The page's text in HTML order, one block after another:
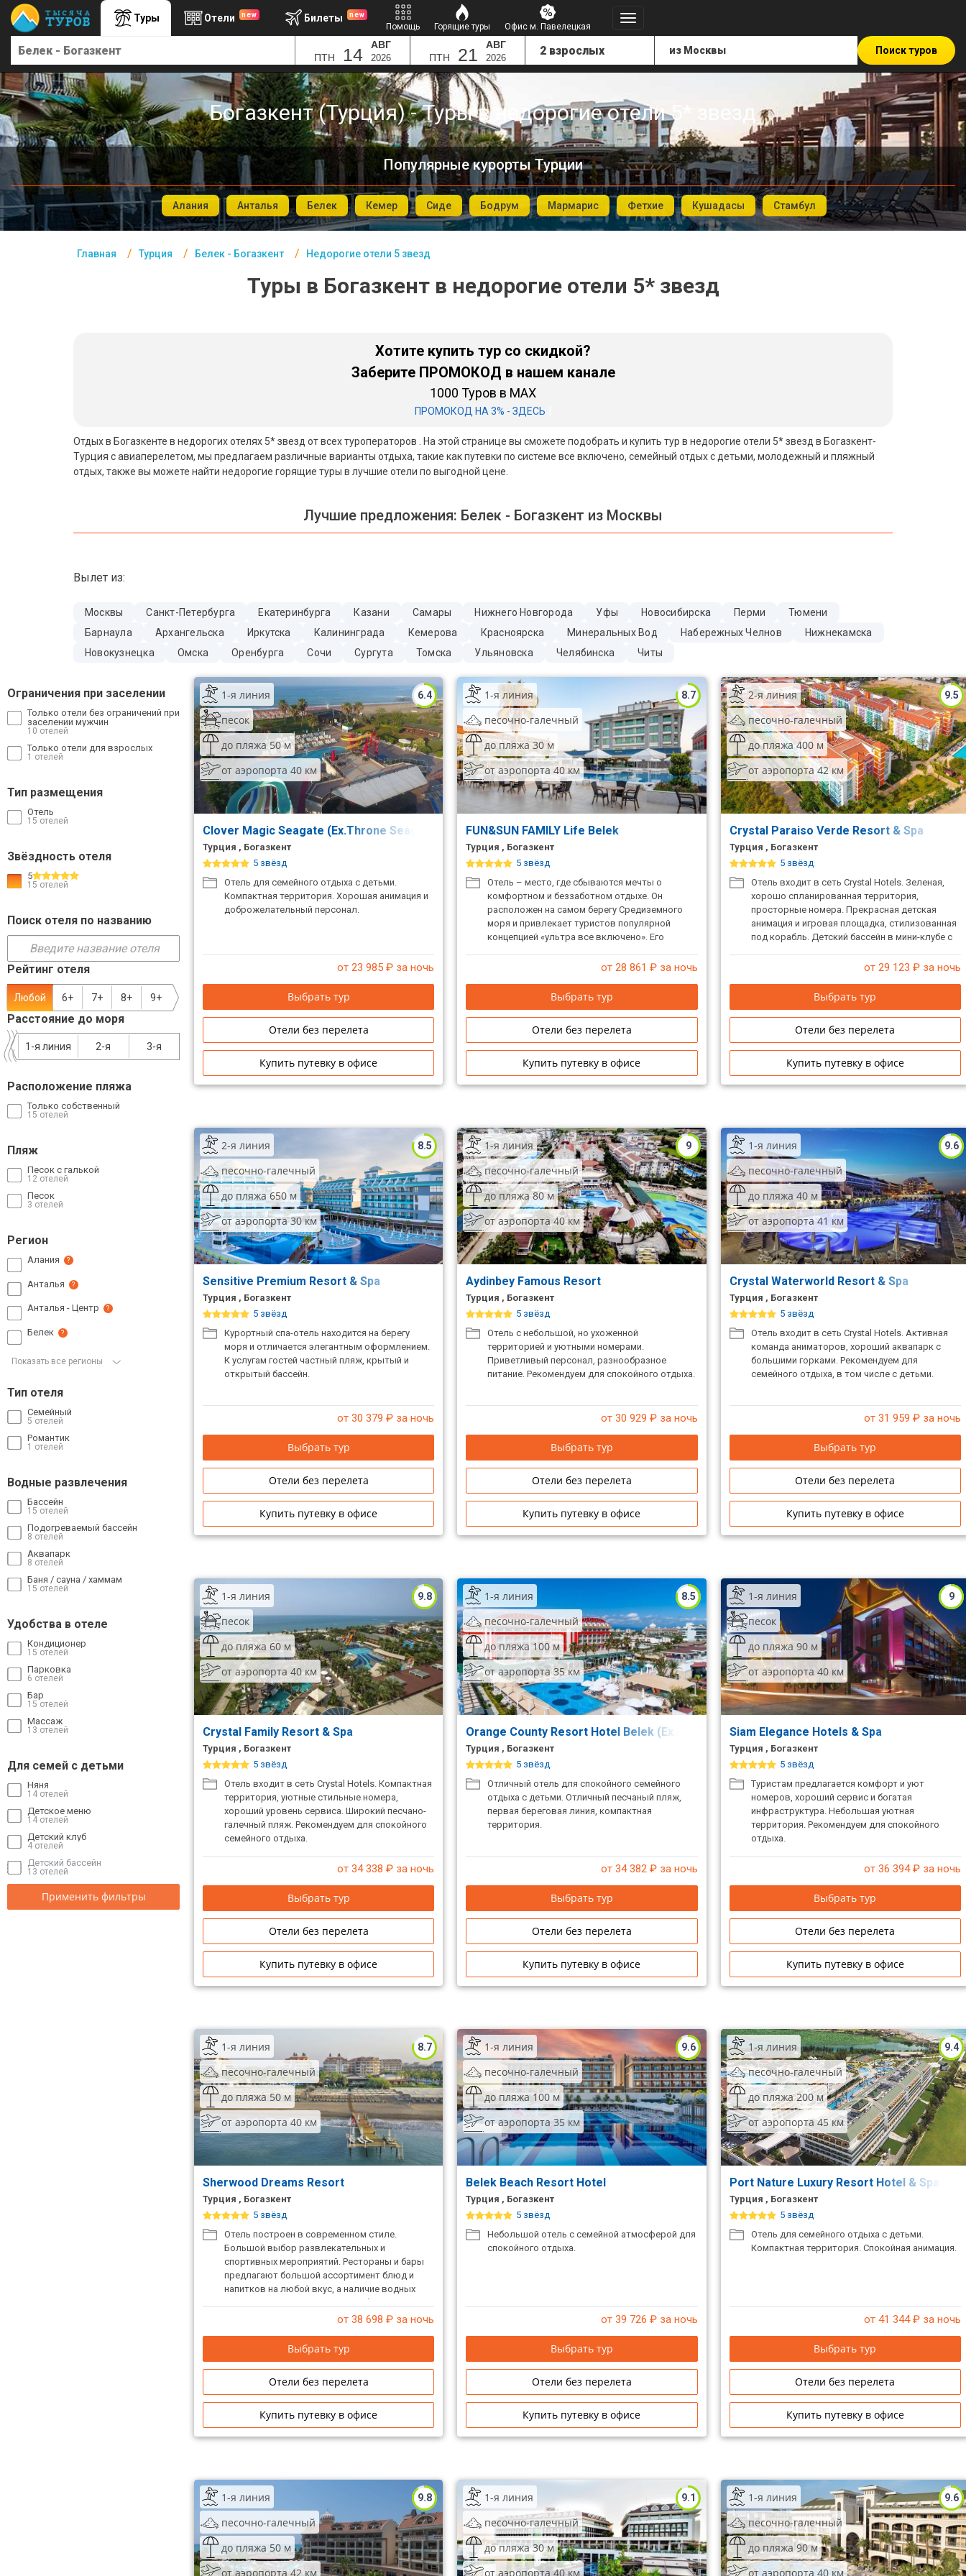
Туры Отели new Билеты new
Помощь Горящие туры Офис м. Павелецкая
ПТН 14 АВГ
2026 ПТН 21 АВГ
2026
Поиск туров
Богазкент (Турция) - Туры в недорогие отели 5* звезд
Популярные курорты Турции
Алания Анталья Белек Кемер Сиде Бодрум Мармарис Фетхие Кушадасы Стамбул
Главная Турция Белек - Богазкент Недорогие отели 5 звезд
Туры в Богазкент в недорогие отели 5* звезд
Хотите купить тур со скидкой?
Заберите ПРОМОКОД в нашем канале
1000 Туров в MAX
ПРОМОКОД НА 3% - ЗДЕСЬ
Отдых в Богазкенте в недорогих отелях 5* звезд от всех туроператоров . На этой странице вы сможете подобрать и купить тур в недорогие отели 5* звезд в Богазкент-
Турция с авиаперелетом, мы предлагаем различные варианты отдыха, такие как путевки по системе все включено, семейный отдых с детьми, молодежный и пляжный
отдых, также вы можете найти недорогие горящие туры в лучшие отели по выгодной цене.
Лучшие предложения: Белек - Богазкент из Москвы
Вылет из:
Москвы Санкт-Петербурга Екатеринбурга Казани Самары Нижнего Новгорода Уфы Новосибирска Перми
Тюмени
Барнаула
Архангельска Иркутска Калининграда Кемерова Красноярска Минеральных Вод Набережных Челнов
Нижнекамска
Новокузнецка
Омска Оренбурга Сочи Сургута Томска Ульяновска Челябинска Читы
Ограничения при заселении
Только отели без ограничений при
заселении мужчин
10 отелей
Только отели для взрослых
1 отелей
Тип размещения
Отель
15 отелей
Звёздность отеля
5
15 отелей
Поиск отеля по названию
Рейтинг отеля
Любой 6+ 7+ 8+ 9+
Расстояние до моря
3-я
2-я
1-я линия
Расположение пляжа
Только собственный
15 отелей
Пляж
Песок с галькой
12 отелей
Песок
3 отелей
Регион
Алания ?
Анталья ?
Анталья - Центр ?
Белек ?
Показать все регионы
Тип отеля
Семейный
5 отелей
Романтик
1 отелей
Водные развлечения
Бассейн
15 отелей
Подогреваемый бассейн
8 отелей
Аквапарк
8 отелей
Баня / сауна / хаммам
15 отелей
Удобства в отеле
Кондиционер
15 отелей
Парковка
6 отелей
Бар
15 отелей
Массаж
13 отелей
Для семей с детьми
Няня
14 отелей
Детское меню
14 отелей
Детский клуб
4 отелей
Детский бассейн
13 отелей
Применить фильтры
6.4
1-я линия
песок
до пляжа 50 м
от аэропорта 40 км
Clover Magic Seagate (Ex.Throne Seagate Belek Hotel)
Турция , Богазкент
5 звёзд
Отель для семейного отдыха с детьми.
Компактная территория. Хорошая анимация и
доброжелательный персонал.
от 23 985 ₽ за ночь
Выбрать тур
Отели без перелета
Купить путевку в офисе
8.7
1-я линия
песочно-галечный
до пляжа 30 м
от аэропорта 40 км
FUN&SUN FAMILY Life Belek
Турция , Богазкент
5 звёзд
Отель – место, где сбываются мечты о
комфортном и беззаботном отдыхе. Он
расположен на самом берегу Средиземного
моря и привлекает туристов популярной
концепцией «ультра все включено». Его
интерьеры поражают изысканностью и
размещение одиноких мужчин в одном номере.
от 28 861 ₽ за ночь
Выбрать тур
Отели без перелета
Купить путевку в офисе
9.5
2-я линия
песочно-галечный
до пляжа 400 м
от аэропорта 42 км
Crystal Paraiso Verde Resort & Spa
Турция , Богазкент
5 звёзд
Отель входит в сеть Crystal Hotels. Зеленая,
хорошо спланированная территория,
просторные номера. Прекрасная детская
анимация и игровая площадка, стилизованная
под корабль. Детский бассейн в мини-клубе с
минут пешком, нужно обойти небольшое
Рекомендуем для спокойного семейного
от 29 123 ₽ за ночь
Выбрать тур
Отели без перелета
Купить путевку в офисе
8.5
2-я линия
песочно-галечный
до пляжа 650 м
от аэропорта 30 км
Sensitive Premium Resort & Spa
Турция , Богазкент
5 звёзд
Курортный спа-отель находится на берегу
моря и отличается элегантным оформлением.
К услугам гостей частный пляж, крытый и
открытый бассейн.
от 30 379 ₽ за ночь
Выбрать тур
Отели без перелета
Купить путевку в офисе
9
1-я линия
песочно-галечный
до пляжа 80 м
от аэропорта 40 км
Aydinbey Famous Resort
Турция , Богазкент
5 звёзд
Отель с небольшой, но ухоженной
территорией и уютными номерами.
Приветливый персонал, разнообразное
питание. Рекомендуем для спокойного отдыха.
от 30 929 ₽ за ночь
Выбрать тур
Отели без перелета
Купить путевку в офисе
9.6
1-я линия
песочно-галечный
до пляжа 40 м
от аэропорта 41 км
Crystal Waterworld Resort & Spa
Турция , Богазкент
5 звёзд
Отель входит в сеть Crystal Hotels. Активная
команда аниматоров, хороший аквапарк с
большими горками. Рекомендуем для
семейного отдыха, в том числе с детьми.
от 31 959 ₽ за ночь
Выбрать тур
Отели без перелета
Купить путевку в офисе
9.8
1-я линия
песок
до пляжа 60 м
от аэропорта 40 км
Crystal Family Resort & Spa
Турция , Богазкент
5 звёзд
Отель входит в сеть Crystal Hotels. Компактная
территория, уютные стильные номера,
хороший уровень сервиса. Широкий песчано-
галечный пляж. Рекомендуем для спокойного
семейного отдыха.
от 34 338 ₽ за ночь
Выбрать тур
Отели без перелета
Купить путевку в офисе
8.5
1-я линия
песочно-галечный
до пляжа 100 м
от аэропорта 35 км
Orange County Resort Hotel Belek (Ex.Maxholiday Hotels Belek,Vera Mare Resort)
Турция , Богазкент
5 звёзд
Отличный отель для спокойного семейного
отдыха с детьми. Отличный песчаный пляж,
первая береговая линия, компактная
территория.
от 34 382₽ за ночь
Выбрать тур
Отели без перелета
Купить путевку в офисе
9
1-я линия
песок
до пляжа 90 м
от аэропорта 40 км
Siam Elegance Hotels & Spa
Турция , Богазкент
5 звёзд
Туристам предлагается комфорт и уют
номеров, хороший сервис и богатая
инфраструктура. Небольшая уютная
территория. Рекомендуем для спокойного
отдыха.
от 36 394₽ за ночь
Выбрать тур
Отели без перелета
Купить путевку в офисе
8.7
1-я линия
песочно-галечный
до пляжа 50 м
от аэропорта 40 км
Sherwood Dreams Resort
Турция , Богазкент
5 звёзд
Отель построен в современном стиле.
Большой выбор развлекательных и
спортивных мероприятий. Рестораны и бары
предлагают большой ассортимент блюд и
напитков на любой вкус, а наличие водных
горок, луна-парка и детских клубов,
несомненно, понравится семьям с детьми.
от 38 698 ₽ за ночь
Выбрать тур
Отели без перелета
Купить путевку в офисе
9.6
1-я линия
песочно-галечный
до пляжа 100 м
от аэропорта 35 км
Belek Beach Resort Hotel
Турция , Богазкент
5 звёзд
Небольшой отель с семейной атмосферой для
спокойного отдыха.
от 39 726 ₽ за ночь
Выбрать тур
Отели без перелета
Купить путевку в офисе
9.4
1-я линия
песочно-галечный
до пляжа 200 м
от аэропорта 45 км
Port Nature Luxury Resort Hotel & Spa
Турция , Богазкент
5 звёзд
Отель для семейного отдыха с детьми.
Компактная территория. Спокойная анимация.
от 41 344₽ за ночь
Выбрать тур
Отели без перелета
Купить путевку в офисе
9.8
1-я линия
песочно-галечный
до пляжа 50 м
от аэропорта 42 км
9.1
1-я линия
песочно-галечный
до пляжа 30 м
от аэропорта 40 км
9.6
1-я линия
песочно-галечный
до пляжа 90 м
от аэропорта 40 км
Главная
Офис г. Москва
Помощь
Подборки отелей
Турция
Таиланд
ОАЭ
Северный Гоа
Кав Мин Воды
Экскурсионные туры
VIP отели 5 звезд
ТОП 10 недорогих отелей
5*
Лучшие отели 4* звезды
звезды
Лучшие отели 3* звезды
Недорогие отели 3*
звезды
Сетевые отели Египта
Сетевые отели ОАЭ
Сетевые отели Шри Ланки
Сетевые отели Мальдив
Сетевые отели Сейшел
Сетевые отели Маврикия